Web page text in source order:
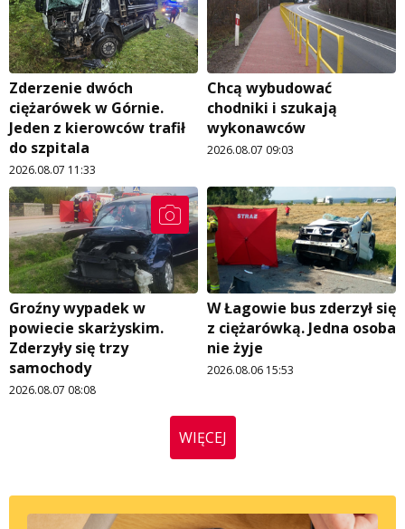
Zderzenie dwóch
ciężarówek w Górnie.
Jeden z kierowców trafił
do szpitala
2026.08.07 11:33
Chcą wybudować
chodniki i szukają
wykonawców
2026.08.07 09:03
Groźny wypadek w
powiecie skarżyskim.
Zderzyły się trzy
samochody
2026.08.07 08:08
W Łagowie bus zderzył się
z ciężarówką. Jedna osoba
nie żyje
2026.08.06 15:53
WIĘCEJ